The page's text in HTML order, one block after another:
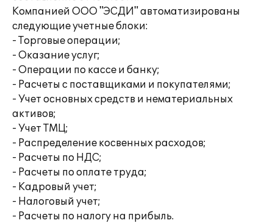
Компанией ООО "ЭСДИ" автоматизированы
следующие учетные блоки:
- Торговые операции;
- Оказание услуг;
- Операции по кассе и банку;
- Расчеты с поставщиками и покупателями;
- Учет основных средств и нематериальных
активов;
- Учет ТМЦ;
- Распределение косвенных расходов;
- Расчеты по НДС;
- Расчеты по оплате труда;
- Кадровый учет;
- Налоговый учет;
- Расчеты по налогу на прибыль.